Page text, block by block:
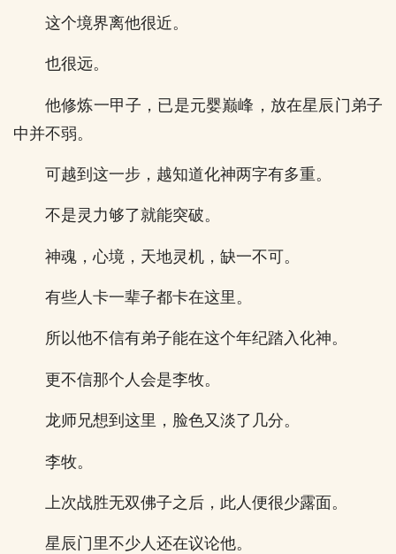
这个境界离他很近。
也很远。
他修炼一甲子，已是元婴巅峰，放在星辰门弟子
中并不弱。
可越到这一步，越知道化神两字有多重。
不是灵力够了就能突破。
神魂，心境，天地灵机，缺一不可。
有些人卡一辈子都卡在这里。
所以他不信有弟子能在这个年纪踏入化神。
更不信那个人会是李牧。
龙师兄想到这里，脸色又淡了几分。
李牧。
上次战胜无双佛子之后，此人便很少露面。
星辰门里不少人还在议论他。